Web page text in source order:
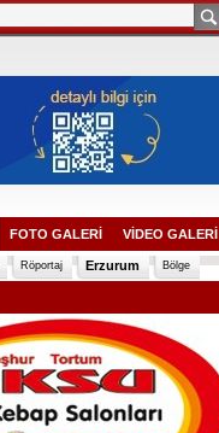
FOTO GALERİ VİDEO GALERİ
Röportaj Erzurum Bölge